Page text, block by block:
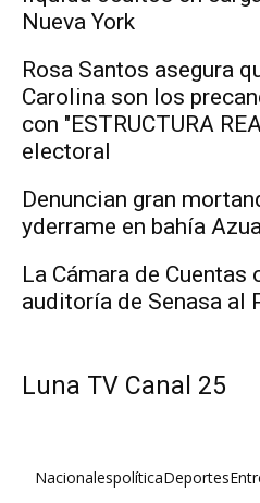
Nueva York
Rosa Santos asegura
Carolina son los
con "ESTRUCTURA
electoral
Denuncian gran
yderrame en bahía
La Cámara de Cuentas
auditoría de Senasa al
Luna TV Canal 25
NacionalespolíticaDeportes